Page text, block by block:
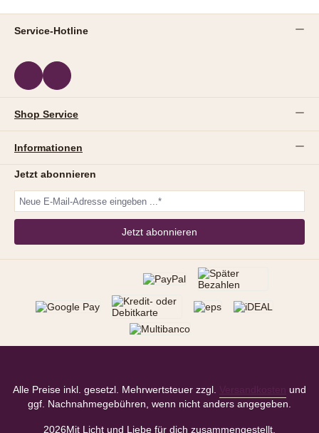
Service-Hotline
Shop Service
Informationen
Jetzt abonnieren
Jetzt abonnieren
Alle Preise inkl. gesetzl. Mehrwertsteuer zzgl. Versandkosten
und
ggf. Nachnahmegebühren, wenn nicht anders angegeben.
2026Mit Licht und Liebe für dich zusammengestellt.